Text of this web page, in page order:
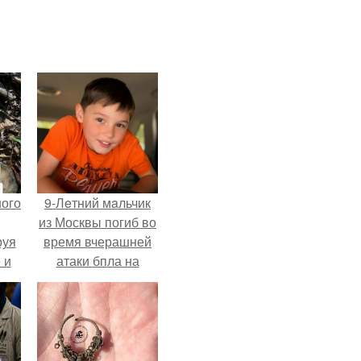
и
в
9-Лeтний мaльчик
из Москвы погиб во
время вчерашней
атаки бпла на
пляже под
Геленджиком.